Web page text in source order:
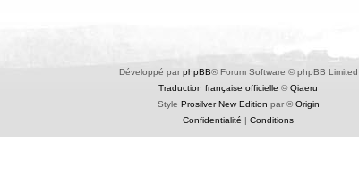
Développé par phpBB® Forum Software © phpBB Limited
Traduction française officielle ©Qiaeru
Style Prosilver New Edition par ©Origin
Confidentialité
Conditions